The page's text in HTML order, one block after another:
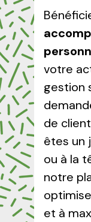
votre
gestion
de
êtes un
ou à la
notre
et à